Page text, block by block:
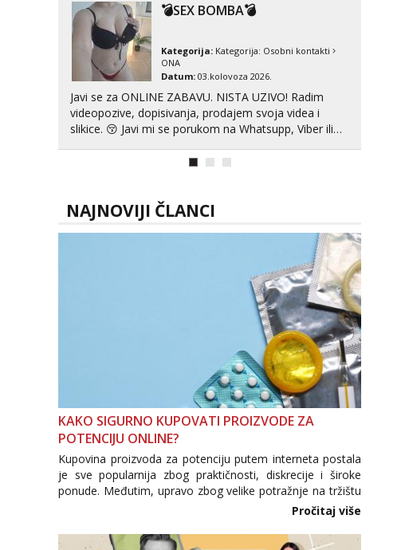
možeš pranaći nešto po svojoj mjeri. Sexi videa s
kolegica...
💣SEX BOMBA💣
Kategorija: Kategorija: Osobni kontakti
ONA
Datum: 03.kolovoza 2026.
Javi se za ONLINE ZABAVU. NISTA UZIVO! Radim
videopozive, dopisivanja, prodajem svoja videa i
slikice. 😚 Javi mi se porukom na Whatsupp, Viber ili
NAJNOVIJI ČLANCI
KAKO SIGURNO KUPOVATI PROIZVODE ZA
POTENCIJU ONLINE?
Kupovina proizvoda za potenciju putem interneta postala
je sve popularnija zbog praktičnosti, diskrecije i široke
ponude. Međutim, upravo zbog velike potražnje na tržištu
se pojavljuju i brojni krivotvoreni proizvodi, nepouzdane
internetske trgovine te proizvodi nepoznatog podrijetla. ...
Pročitaj više